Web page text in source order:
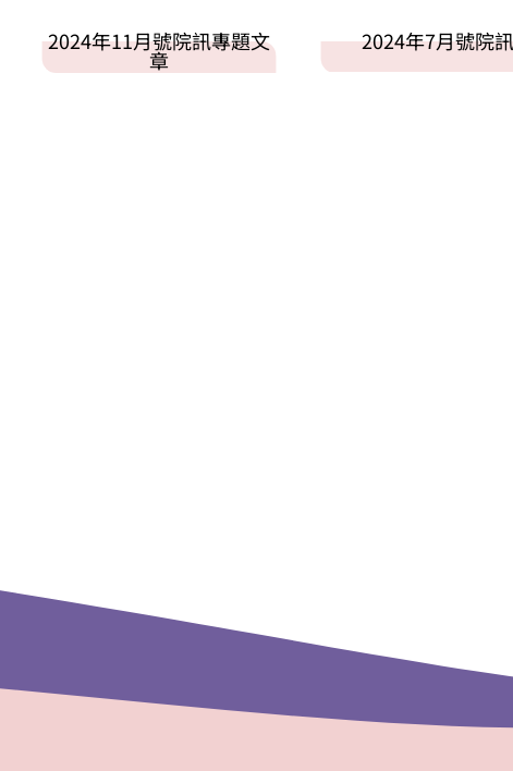
2024年11月號院訊專題文
章
2024年7月號院訊